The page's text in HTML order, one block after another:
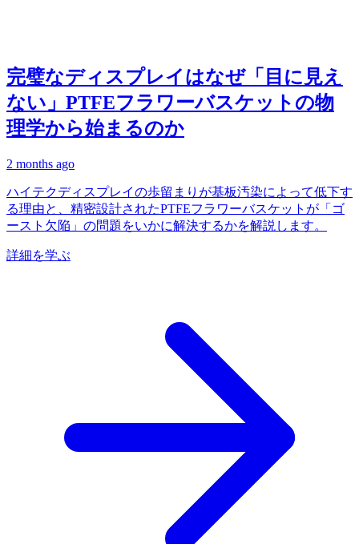
完璧なディスプレイはなぜ「目に見え
ない」PTFEフラワーバスケットの物
理学から始まるのか
2 months ago
ハイテクディスプレイの歩留まりが基板汚染によって低下す
る理由と、精密設計されたPTFEフラワーバスケットが「ゴ
ースト欠陥」の問題をいかに解決するかを解説します。
詳細を学ぶ